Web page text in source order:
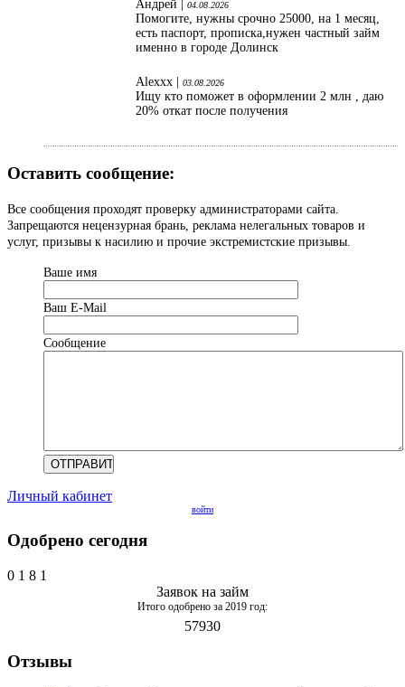
Андрей | 04.08.2026
Помогите, нужны срочно 25000, на 1 месяц,
есть паспорт, прописка,нужен частный займ
именно в городе Долинск
Alexxx | 03.08.2026
Ищу кто поможет в оформлении 2 млн , даю
20% откат после получения
Оставить сообщение:
Все сообщения проходят проверку администраторами сайта.
Запрещаются нецензурная брань, реклама нелегальных товаров и
услуг, призывы к насилию и прочие экстремистские призывы.
Ваше имя
Ваш Е-Mail
Сообщение
Личный кабинет
войти
Одобрено сегодня
0 1 8 1
Заявок на займ
Итого одобрено за 2019 год:
57930
Отзывы